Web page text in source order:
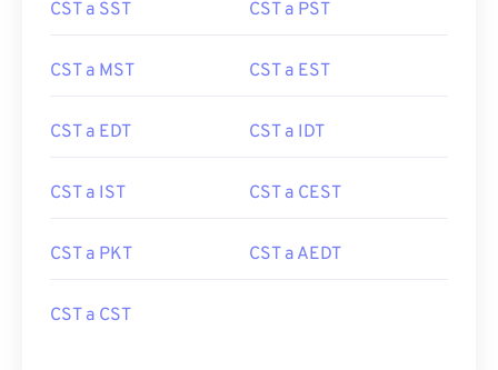
CST a SST CST a PST
CST a MST CST a EST
CST a EDT CST a IDT
CST a IST CST a CEST
CST a PKT CST a AEDT
CST a CST